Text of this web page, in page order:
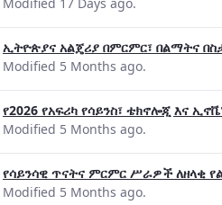
እና
ኢትዮጵያና አልጄሪያ በምርምር፣ በልማትና
Modified 5 Months ago.
የ2026 የአፍሪካ የሳይንስ፣ ቴክኖሎጂ እና
Modified 5 Months ago.
የሳይንሳዊ ጥናትና ምርምር ሥራዎች
Modified 5 Months ago.